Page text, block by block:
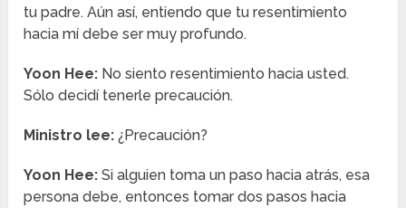
tu padre. Aún así, entiendo que tu resentimiento
hacia mí debe ser muy profundo.
Yoon Hee: No siento resentimiento hacia usted.
Sólo decidí tenerle precaución.
Ministro lee: ¿Precaución?
Yoon Hee: Si alguien toma un paso hacia atrás, esa
persona debe, entonces tomar dos pasos hacia